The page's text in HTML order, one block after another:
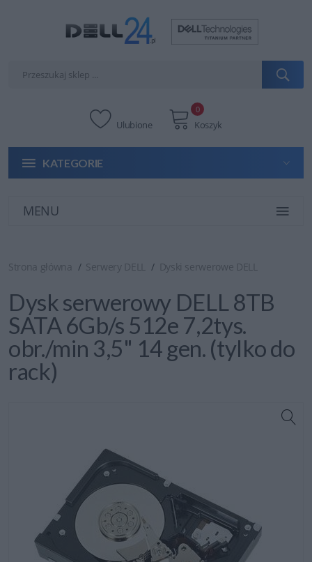
Ulubione Koszyk
0
KATEGORIE
MENU
Strona główna Serwery DELL Dyski serwerowe DELL
Dysk serwerowy DELL 8TB
SATA 6Gb/s 512e 7,2tys.
obr./min 3,5" 14 gen. (tylko do
rack)